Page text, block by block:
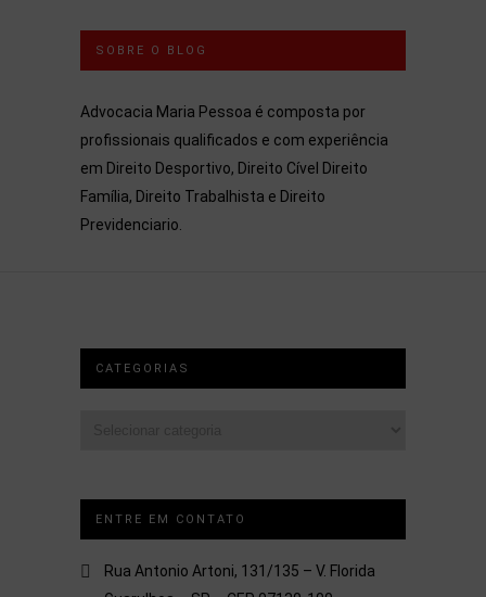
SOBRE O BLOG
Advocacia Maria Pessoa é composta por
profissionais qualificados e com experiência
em Direito Desportivo, Direito Cível Direito
Família, Direito Trabalhista e Direito
Previdenciario.
CATEGORIAS
ENTRE EM CONTATO
Rua Antonio Artoni, 131/135 – V. Florida